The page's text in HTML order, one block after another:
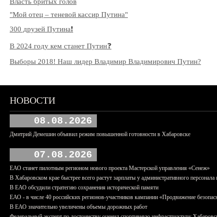
"Мой отец – теневой кассир Путина"
300 друзей Путина❗️
В 2024 году кем станет Путин❓
Выборы 2018! Наш лидер Владимир Владимирович Путин?
НОВОСТИ
08.08.2026
Дмитрий Демешин объявил режим повышенной готовности в Хабаровске
07.08.2026
ЕАО станет пилотным регионом нового проекта Мастерской управления «Сенеж»
В Хабаровском крае быстрее всего растут зарплаты у административного персонала
В ЕАО обсудили стратегию сохранения исторической памяти
ЕАО - в числе 40 российских регионов-участников кампании «Продвижение
В ЕАО значительно увеличены объемы дорожных работ